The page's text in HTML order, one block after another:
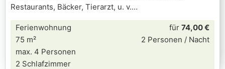
Restaurants, Bäcker, Tierarzt, u. v.
Ferienwohnung
75 m²
max. 4 Personen
2 Schlafzimmer
für 74,00 €
2 Personen / Nacht